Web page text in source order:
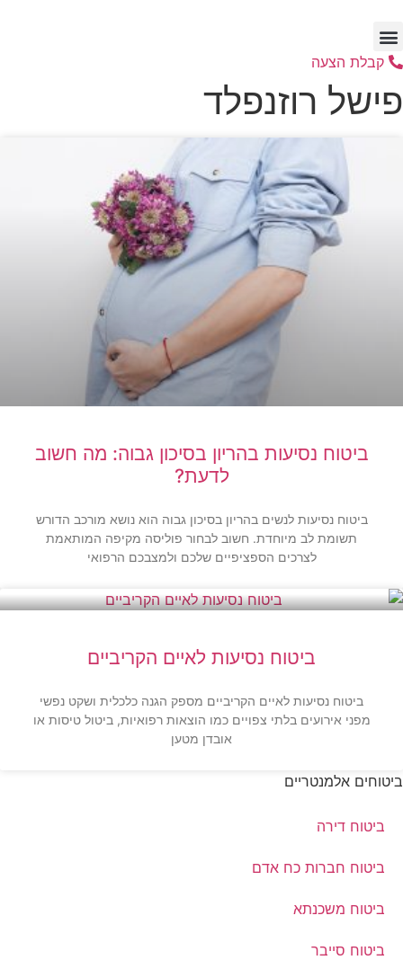
לתוכן
קבלת הצעה
פישל רוזנפלד
ביטוח נסיעות בהריון בסיכון גבוה: מה חשוב
לדעת?
ביטוח נסיעות לנשים בהריון בסיכון גבוה הוא נושא מורכב הדורש
תשומת לב מיוחדת. חשוב לבחור פוליסה מקיפה המותאמת
לצרכים הספציפיים שלכם ולמצבכם הרפואי
ביטוח נסיעות לאיים הקריביים
ביטוח נסיעות לאיים הקריביים מספק הגנה כלכלית ושקט נפשי
מפני אירועים בלתי צפויים כמו הוצאות רפואיות, ביטול טיסות או
אובדן מטען
ביטוחים אלמנטריים
ביטוח דירה
ביטוח חברות כח אדם
ביטוח משכנתא
ביטוח סייבר